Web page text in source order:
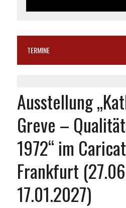
TERMINE
Ausstellung
Greve –
1972“ im
Frankfurt
17.01.2027)